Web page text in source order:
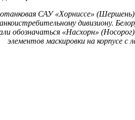
САУ «Хорниссе»
дивизиону.
обозначаться «Насхорн»
элементов маскировки на корпусе с